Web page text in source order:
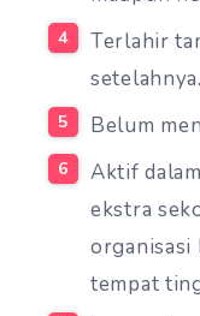
Terlahir
setelahnya.
Belum
Aktif
ekstra
organisasi
tempat